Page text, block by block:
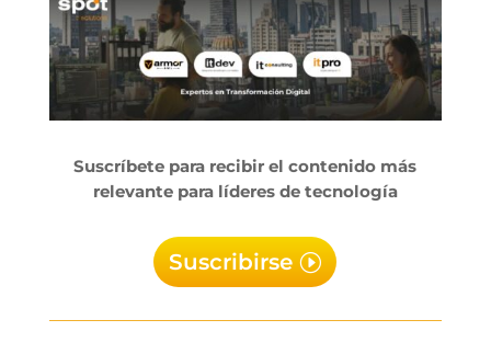
Suscríbete para recibir el contenido más
relevante para líderes de tecnología
Suscribirse